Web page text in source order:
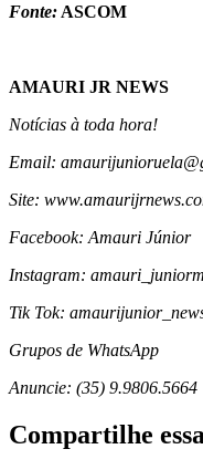
Fonte: ASCOM
AMAURI JR NEWS
Notícias à toda hora!
Email:
Site:
Facebook: Amauri Júnior
Instagram:
Tik Tok:
Grupos de WhatsApp
Anuncie: (35) 9.9806.5664
Compartilhe